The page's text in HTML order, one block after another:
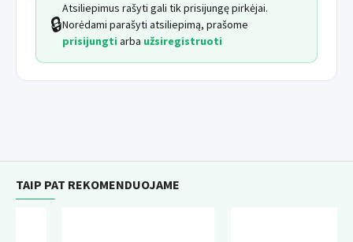
🔒
Atsiliepimus rašyti gali tik prisijungę pirkėjai.
Norėdami parašyti atsiliepimą, prašome
prisijungti arba užsiregistruoti
TAIP PAT REKOMENDUOJAME